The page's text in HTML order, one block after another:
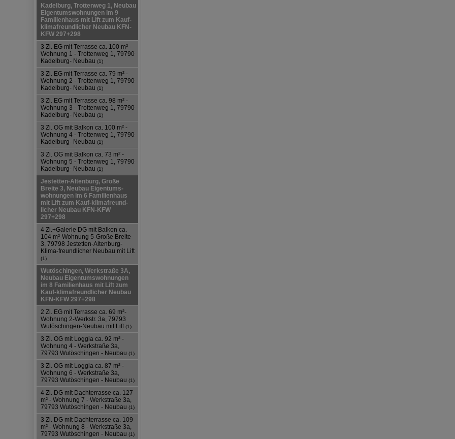
Kadelburg, Trottenweg 1, Neubau
Eigentumswohnungen im 9
Familienhaus mit Lift zum Kauf-
klimafreundlicher Neubau KFN-
KFW 297+298
3 Zi. EG mit Terrasse ca. 100 m² -
Wohnung 1 - Trottenweg 1, 79790
Kadelburg- Neubau(1)
3 Zi. EG mit Terrasse ca. 79 m² -
Wohnung 2 - Trottenweg 1, 79790
Kadelburg- Neubau(1)
3 Zi. EG mit Terrasse ca. 98 m² -
Wohnung 3 - Trottenweg 1, 79790
Kadelburg- Neubau(1)
3 Zi. OG mit Balkon ca. 100 m² -
Wohnung 4 - Trottenweg 1, 79790
Kadelburg- Neubau(1)
3 Zi. OG mit Balkon ca. 73 m² -
Wohnung 5 - Trottenweg 1, 79790
Kadelburg- Neubau(1)
Jestetten-Altenburg, Große
Breite 3, Neubau Eigentums-
wohnungen im 6 Familienhaus
mit Lift zum Kauf-klimafreund-
licher Neubau KFN-KFW
297+298
4 Zi.+Galerie DG mit Balkon ca.
104 m²-Wohnung 5-Große Breite
3, 79798 Jestetten-Altenburg-
Klima-freundlicher Neubau mit Lift
(1)
Wutöschingen, Werkstraße 3A,
Neubau Eigentumswohnungen
im 8 Familienhaus mit Lift zum
Kauf-klimafreundlicher Neubau
KFN-KFW 297+298
2 Zi. EG mit Terrasse ca. 69 m²-
Wohnung 2-Werkstr. 3a, 79793
Wutöschingen-Neubau mit Lift(1)
3 Zi. OG mit Loggia ca. 92 m² -
Wohnung 4 - Werkstraße 3a,
79793 Wutöschingen - Neubau(1)
3 Zi. OG mit Loggia ca. 87 m² -
Wohnung 6 - Werkstraße 3a,
79793 Wutöschingen - Neubau(1)
4 Zi. DG mit Dachterrasse ca. 127
m² - Wohnung 7 - Werkstraße 3a,
79793 Wutöschingen - Neubau(1)
3 Zi. DG mit Dachterrasse ca. 109
m² - Wohnung 8 - Werkstraße 3a,
79793 Wutöschingen - Neubau(1)